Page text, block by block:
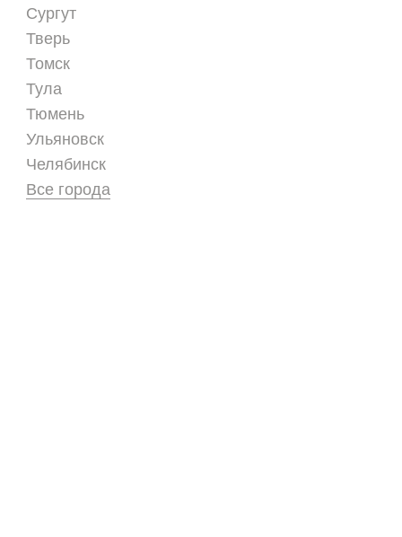
Сургут
Тверь
Томск
Тула
Тюмень
Ульяновск
Челябинск
Все города